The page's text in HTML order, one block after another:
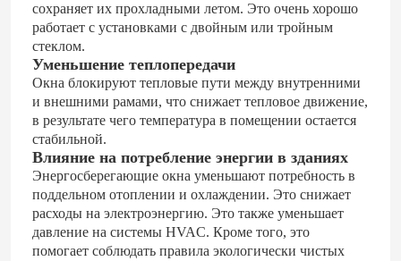
сохраняет их прохладными летом. Это очень хорошо
работает с установками с двойным или тройным
стеклом.
Уменьшение теплопередачи
Окна блокируют тепловые пути между внутренними
и внешними рамами, что снижает тепловое движение,
в результате чего температура в помещении остается
стабильной.
Влияние на потребление энергии в зданиях
Энергосберегающие окна уменьшают потребность в
поддельном отоплении и охлаждении. Это снижает
расходы на электроэнергию. Это также уменьшает
давление на системы HVAC. Кроме того, это
помогает соблюдать правила экологически чистых